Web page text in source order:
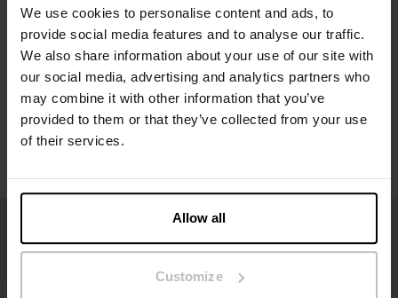
We use cookies to personalise content and ads, to
provide social media features and to analyse our traffic.
We also share information about your use of our site with
our social media, advertising and analytics partners who
may combine it with other information that you’ve
provided to them or that they’ve collected from your use
of their services.
Allow all
Customize
Maatgids
Wasvoorschriften
Beoordelingen